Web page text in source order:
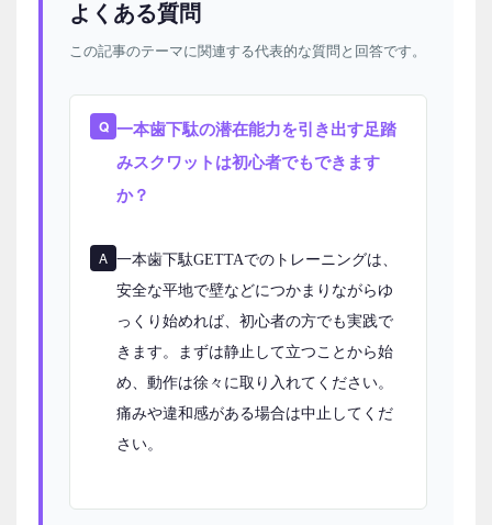
よくある質問
この記事のテーマに関連する代表的な質問と回答です。
一本⻭下駄の潜在能力を引き出す足踏
みスクワットは初心者でもできます
か？
一本歯下駄GETTAでのトレーニングは、
安全な平地で壁などにつかまりながらゆ
っくり始めれば、初心者の方でも実践で
きます。まずは静止して立つことから始
め、動作は徐々に取り入れてください。
痛みや違和感がある場合は中止してくだ
さい。